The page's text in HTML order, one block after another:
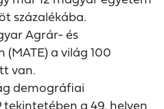
százalékába.
Agrár- és
a világ 100
van.
demográfiai
a 49. helyen